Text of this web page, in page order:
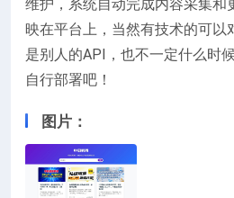
维护，系统自动完成内容采集和
映在平台上，当然有技术的可以
是别人的API，也不一定什么时
自行部署吧！
图片：